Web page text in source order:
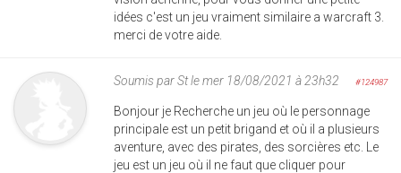
idées c'est un jeu vraiment similaire a warcraft 3.
merci de votre aide.
Soumis parStle mer 18/08/2021 à 23h32 #124987
Bonjour je Recherche un jeu où le personnage
principale est un petit brigand et où il a plusieurs
aventure, avec des pirates, des sorcières etc. Le
jeu est un jeu où il ne faut que cliquer pour